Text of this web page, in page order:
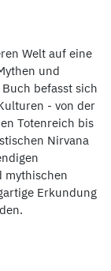
Welt auf eine
und
befasst sich
- von der
Totenreich bis
Nirvana
mythischen
Erkundung